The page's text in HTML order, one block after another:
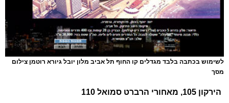
לשימוש בכתבה בלבד מגדלים קו החוף תל אביב מלון יובל גיורא רוטמן צילום
מסך
הירקון 105, מאחורי הרברט סמואל 110